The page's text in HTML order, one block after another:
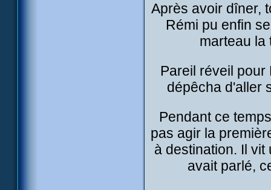
Après avoir dîner,
Rémi pu enfin
marteau la
Pareil réveil pour
dépêcha d'aller
Pendant ce
pas agir la
à destination. Il
avait parlé,